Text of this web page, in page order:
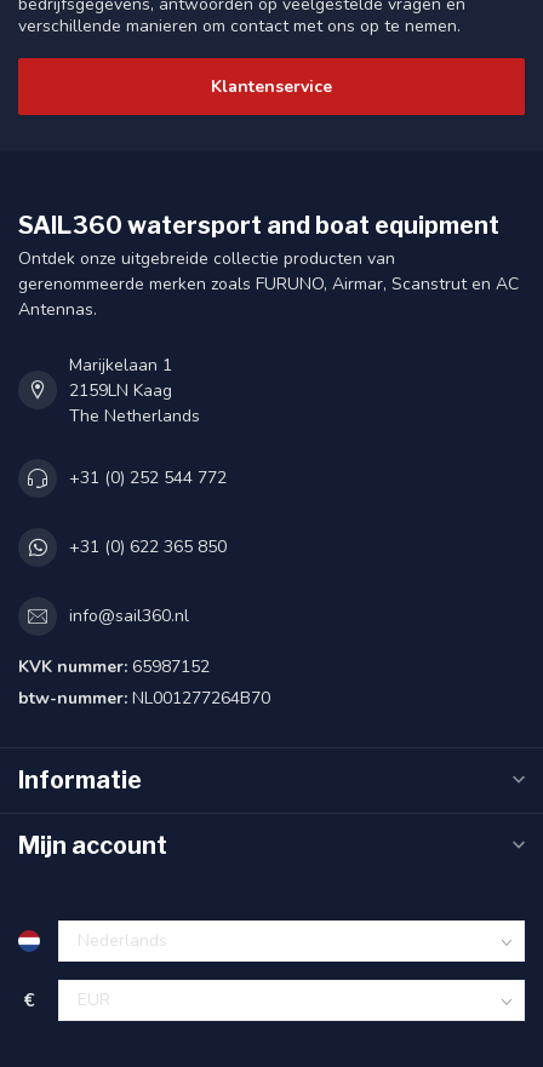
verschillende manieren om contact met ons op te nemen.
Klantenservice
SAIL360 watersport and boat equipment
Ontdek onze uitgebreide collectie producten van
gerenommeerde merken zoals FURUNO, Airmar, Scanstrut en AC
Antennas.
Marijkelaan 1
2159LN Kaag
The Netherlands
+31 (0) 252 544 772
+31 (0) 622 365 850
info@sail360.nl
KVK nummer: 65987152
btw-nummer: NL001277264B70
Informatie
Mijn account
€